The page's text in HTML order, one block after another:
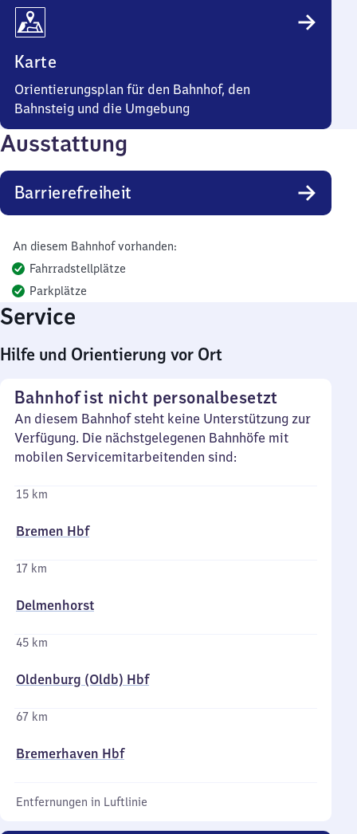
Karte
Orientierungsplan für den Bahnhof, den
Bahnsteig und die Umgebung
Ausstattung
Barrierefreiheit
An diesem Bahnhof vorhanden:
Fahrradstellplätze
Parkplätze
Service
Hilfe und Orientierung vor Ort
Bahnhof ist nicht personalbesetzt
An diesem Bahnhof steht keine Unterstützung zur
Verfügung. Die nächstgelegenen Bahnhöfe mit
mobilen Servicemitarbeitenden sind:
15 km
Bremen Hbf
17 km
Delmenhorst
45 km
Oldenburg (Oldb) Hbf
67 km
Bremerhaven Hbf
Entfernungen in Luftlinie